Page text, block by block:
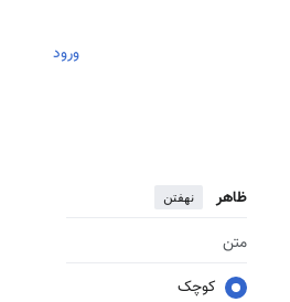
ورود
ظاهر نهفتن
متن
کوچک